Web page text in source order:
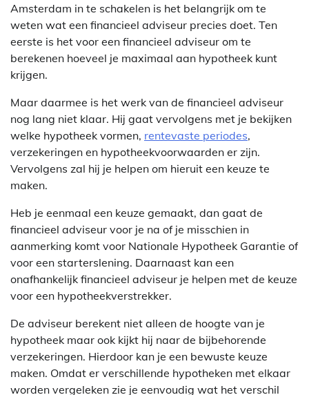
Amsterdam in te schakelen is het belangrijk om te
weten wat een financieel adviseur precies doet. Ten
eerste is het voor een financieel adviseur om te
berekenen hoeveel je maximaal aan hypotheek kunt
krijgen.
Maar daarmee is het werk van de financieel adviseur
nog lang niet klaar. Hij gaat vervolgens met je bekijken
welke hypotheek vormen, rentevaste periodes,
verzekeringen en hypotheekvoorwaarden er zijn.
Vervolgens zal hij je helpen om hieruit een keuze te
maken.
Heb je eenmaal een keuze gemaakt, dan gaat de
financieel adviseur voor je na of je misschien in
aanmerking komt voor Nationale Hypotheek Garantie of
voor een starterslening. Daarnaast kan een
onafhankelijk financieel adviseur je helpen met de keuze
voor een hypotheekverstrekker.
De adviseur berekent niet alleen de hoogte van je
hypotheek maar ook kijkt hij naar de bijbehorende
verzekeringen. Hierdoor kan je een bewuste keuze
maken. Omdat er verschillende hypotheken met elkaar
worden vergeleken zie je eenvoudig wat het verschil